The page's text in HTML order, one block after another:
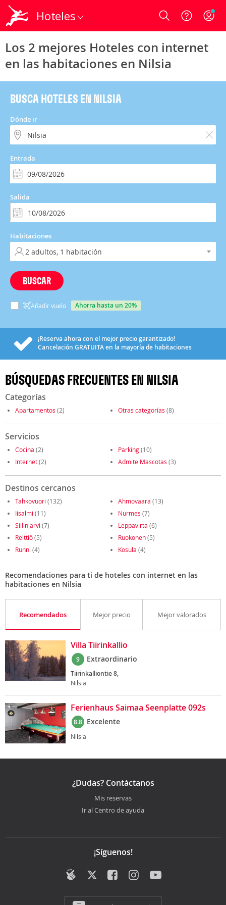
Hoteles Login
Los 2 mejores Hoteles con internet
en las habitaciones en Nilsia
BUSCA HOTELES EN NILSIA
Dónde ir
Entrada
Salida
Habitaciones
BUSCAR
Añadir vuelo ahorra hasta un 20%
¡Reserva ahora con el mejor precio garantizado!
Cancelación GRATUITAen la mayoría de habitaciones
BÚSQUEDAS FRECUENTES EN NILSIA
Categorías
Apartamentos (2) Otras categorías (8)
Servicios
Cocina (2) Parking(10)
Internet(2) Admite Mascotas (3)
Destinos cercanos
Tahkovuori (132) Ahmovaara (13)
Iisalmi (11) Nurmes (7)
Siilinjarvi (7) Leppavirta (6)
Reittiö(5) Ruokonen(5)
Runni (4) Kosula (4)
Recomendaciones para ti de hoteles con internet en las
habitaciones en Nilsia
Recomendados Mejor precio Mejor valorados
Villa Tiirinkallio
9 Extraordinario
Tiirinkalliontie 8,
Nilsia
Ferienhaus Saimaa Seenplatte 092s
8.8 Excelente
Nilsia
¿Dudas? Contáctanos
Mis reservas
Ir al Centro de ayuda
¡Síguenos!